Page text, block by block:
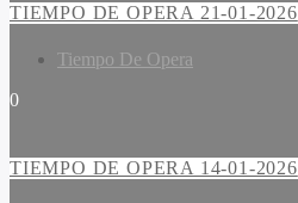
TIEMPO DE OPERA 21-01-2026
Tiempo De Opera
0
TIEMPO DE OPERA 14-01-2026